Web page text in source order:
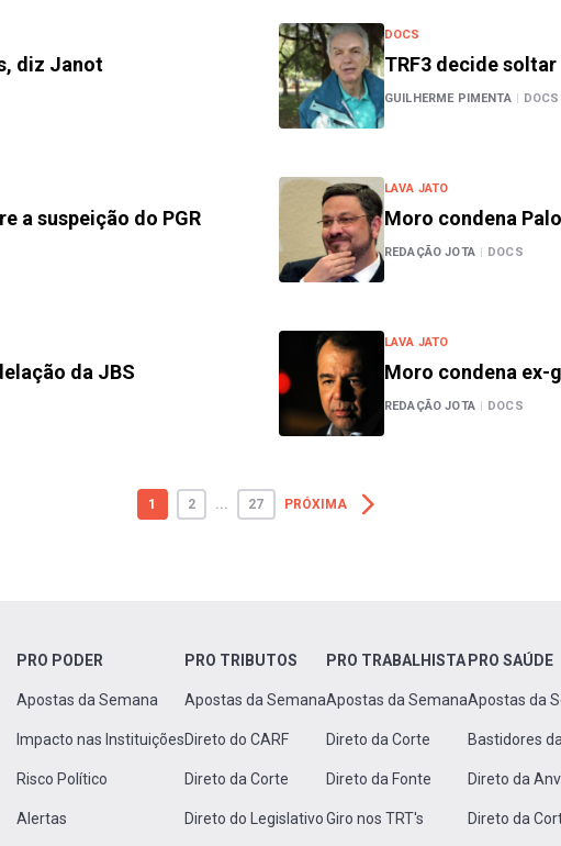
diz Janot
DOCS
TRF3 decide
GUILHERME PIMENTA | DOCS
a suspeição do PGR
LAVA JATO
Moro condena
REDAÇÃO JOTA | DOCS
da JBS
LAVA JATO
Moro condena ex-
REDAÇÃO JOTA | DOCS
1 2 ... 27 PRÓXIMA
PRO PODER
Apostas da Semana
Impacto nas Instituições
Risco Político
Alertas
PRO TRIBUTOS
Apostas da Semana
Direto do CARF
Direto da Corte
Direto do Legislativo
PRO TRABALHISTA
Apostas da Semana
Direto da Corte
Direto da Fonte
Giro nos TRT's
PRO SAÚDE
Apostas da
Bastidores
Direto da
Direto da